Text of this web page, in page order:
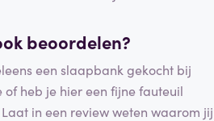
beoordelen?
een slaapbank gekocht bij
of heb je hier een fijne fauteuil
in een review weten waarom jij